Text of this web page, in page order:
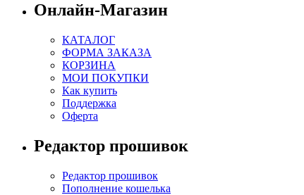
Онлайн-Магазин
КАТАЛОГ
ФОРМА ЗАКАЗА
КОРЗИНА
МОИ ПОКУПКИ
Как купить
Поддержка
Оферта
Редактор прошивок
Редактор прошивок
Пополнение кошелька